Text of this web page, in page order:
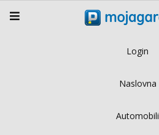
Login
Naslovna
Automobili